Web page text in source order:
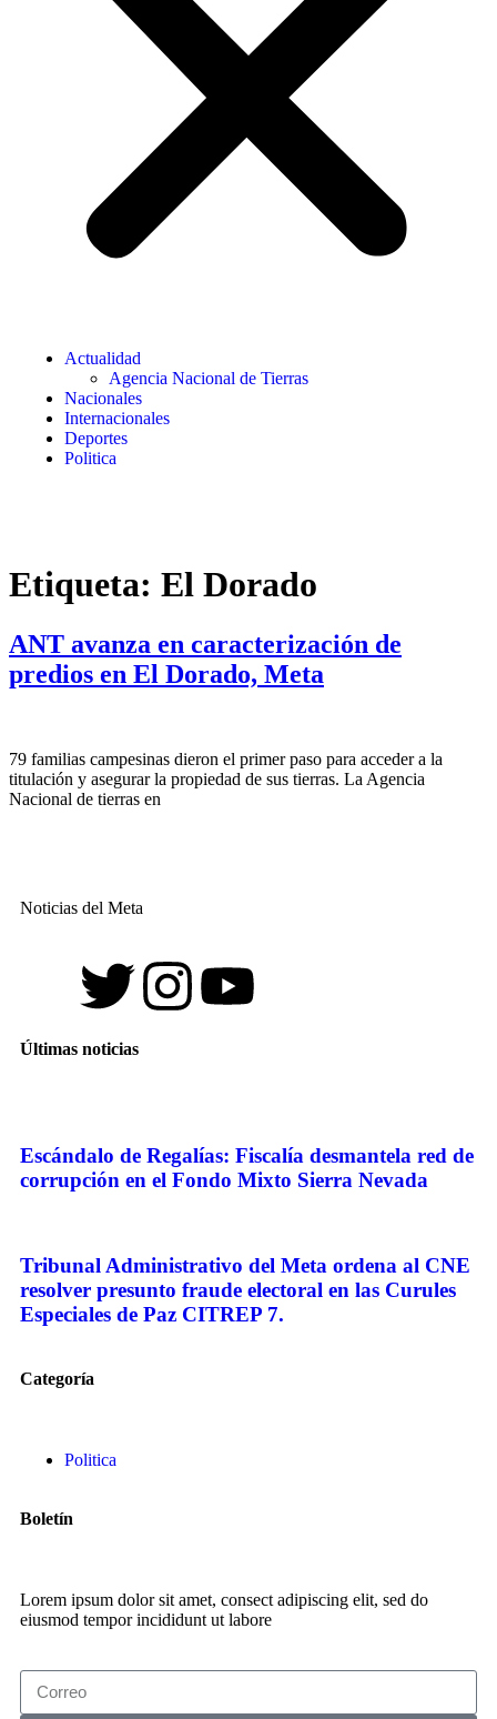
Actualidad
Agencia Nacional de Tierras
Nacionales
Internacionales
Deportes
Politica
Etiqueta: El Dorado
ANT avanza en caracterización de
predios en El Dorado, Meta
79 familias campesinas dieron el primer paso para acceder a la
titulación y asegurar la propiedad de sus tierras. La Agencia
Nacional de tierras en
Noticias del Meta
Últimas noticias
Escándalo de Regalías: Fiscalía desmantela red de
corrupción en el Fondo Mixto Sierra Nevada
Tribunal Administrativo del Meta ordena al CNE
resolver presunto fraude electoral en las Curules
Especiales de Paz CITREP 7.
Categoría
Politica
Boletín
Lorem ipsum dolor sit amet, consect adipiscing elit, sed do
eiusmod tempor incididunt ut labore